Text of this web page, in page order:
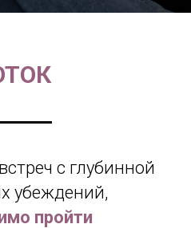
с глубинной
убеждений,
пройти